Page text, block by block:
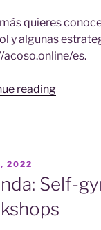
quieres
y algunas
acoso.online/es.
reading“Agenda:
para
compartir
2022
Self-